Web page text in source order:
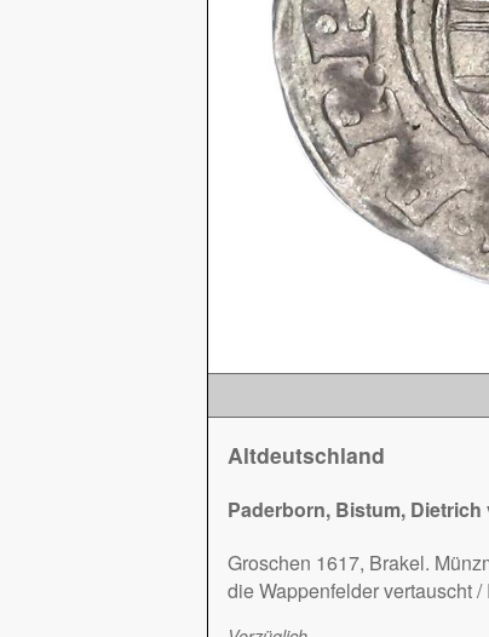
Altdeutschland
Paderborn, Bistum,
Groschen 1617, Brakel.
die Wappenfelder vertauscht